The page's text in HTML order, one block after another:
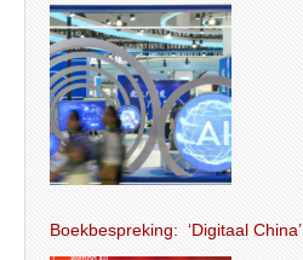
Boekbespreking: ‘Digitaal China’